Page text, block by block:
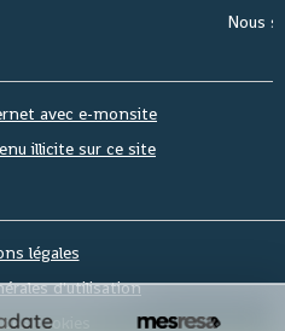
Nous
avec e-monsite
illicite sur ce site
légales
d'utilisation
cookies